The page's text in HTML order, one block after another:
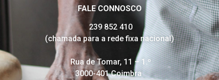
FALE CONNOSCO
239 852 410
(chamada para a rede fixa nacional)
Rua de Tomar, 11 – 1.º
3000-401 Coimbra